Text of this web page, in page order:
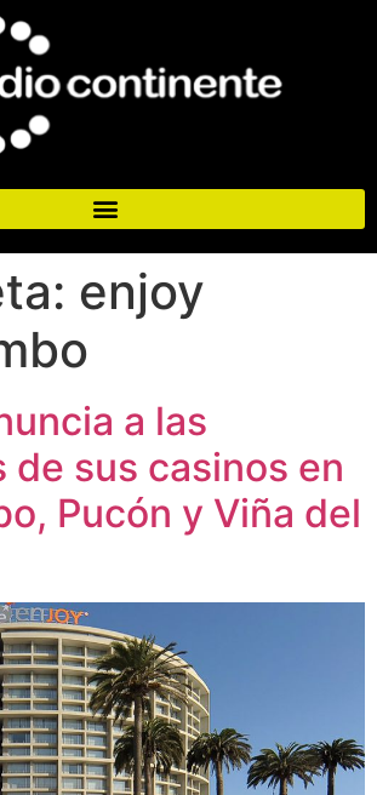
enjoy
a las
de sus casinos en
Pucón y Viña del